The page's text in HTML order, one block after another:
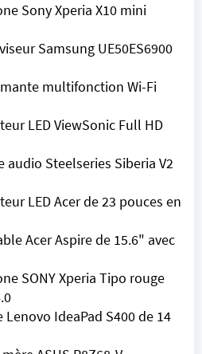
Sony Xperia X10 mini
Samsung UE50ES6900
multifonction Wi-Fi
LED ViewSonic Full HD
audio Steelseries Siberia V2
LED Acer de 23 pouces en
Acer Aspire de 15.6" avec
SONY Xperia Tipo rouge
IdeaPad S400 de 14